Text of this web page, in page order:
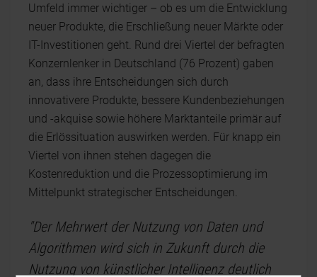
Umfeld immer wichtiger – ob es um die Entwicklung
neuer Produkte, die Erschließung neuer Märkte oder
IT-Investitionen geht. Rund drei Viertel der befragten
Konzernlenker in Deutschland (76 Prozent) gaben
an, dass ihre Entscheidungen sich durch
innovativere Produkte, bessere Kundenbeziehungen
und -akquise sowie höhere Marktanteile primär auf
die Erlössituation auswirken werden. Für knapp ein
Viertel von ihnen stehen dagegen die
Kostenreduktion und die Prozessoptimierung im
Mittelpunkt strategischer Entscheidungen.
"Der Mehrwert der Nutzung von Daten und
Algorithmen wird sich in Zukunft durch die
Nutzung von künstlicher Intelligenz deutlich